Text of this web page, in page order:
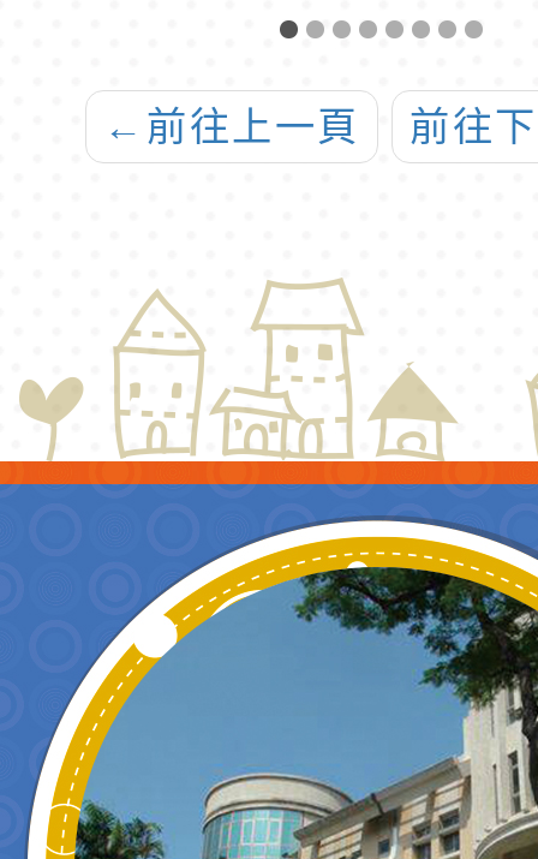
力認證檢定」簡
章與報名表各1份
開發
畫
「
動
← 前往上一頁 前往